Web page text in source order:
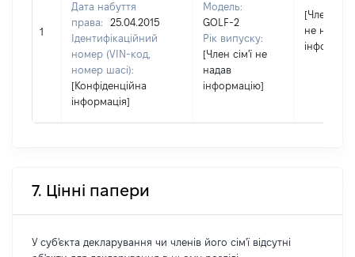
1
Дата набуття
права:
25.04.2015
Ідентифікаційний
номер (VIN-код,
номер шасі):
[Конфіденційна
інформація]
Модель:
GOLF-2
Рік випуску:
[Член сім'ї не
надав
інформацію]
[Член сім'ї
не надав
7. Цінні папери
У суб'єкта декларування чи членів його сім'ї відсутні